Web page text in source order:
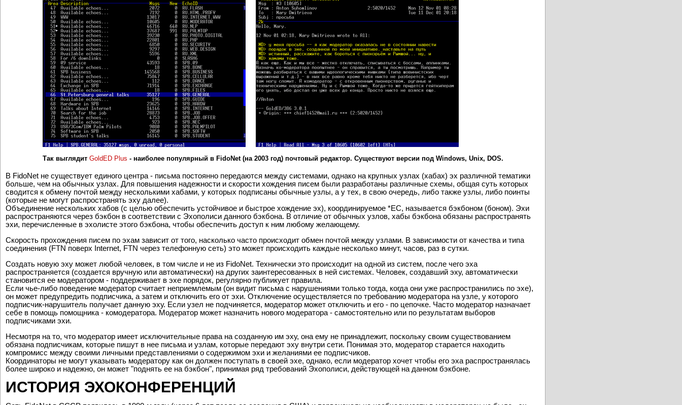
В FidoNet не существует единого центра - письма постоянно передаются между системами, однако на крупных узлах (хабах) эх различной тематики
больше, чем на обычных узлах. Для повышения надежности и скорости хождения писем были разработаны различные схемы, общая суть которых
сводится к обмену почтой между несколькими хабами, у которых подписаны обычные узлы, а у тех, в свою очередь, либо также узлы, либо поинты
(которые не могут распространять эху далее).
Объединение нескольких хабов (с целью обеспечить устойчивое и быстрое хождение эх), координируемое *EC, называется бэкбоном (боном). Эхи
распространяются через бэкбон в соответствии с Эхополиси данного бэкбона. В отличие от обычных узлов, хабы бэкбона обязаны распространять
эхи, перечисленные в эхолисте этого бэкбона, чтобы обеспечить доступ к ним любому желающему.
Скорость прохождения писем по эхам зависит от того, насколько часто происходит обмен почтой между узлами. В зависимости от качества и типа
соединения (FTN поверх Internet, FTN через телефонную сеть) это может происходить каждые несколько минут, часов, раз в сутки.
Создать новую эху может любой человек, в том числе и не из FidoNet. Технически это происходит на одной из систем, после чего эха
распространяется (создается вручную или автоматически) на других заинтересованных в ней системах. Человек, создавший эху, автоматически
становится ее модератором - поддерживает в эхе порядок, регулярно публикует правила.
Если чье-либо поведение модератор считает неприемлемым (он видит письма с нарушениями только тогда, когда они уже распространились по эхе),
он может предупредить подписчика, а затем и отключить его от эхи. Отключение осуществляется по требованию модератора на узле, у которого
подписчик-нарушитель получает данную эху. Если узел не подчиняется, модератор может отключить и его - по цепочке. Часто модератор назначает
себе в помощь помощника - комодератора. Модератор может назначить нового модератора - самостоятельно или по результатам выборов
подписчиками эхи.
Несмотря на то, что модератор имеет исключительные права на созданную им эху, она ему не принадлежит, поскольку своим существованием
обязана подписчикам, которые пишут в нее письма и узлам, которые передают эху внутри сети. Понимая это, модератор старается находить
компромисс между своими личными представлениями о содержимом эхи и желаниями ее подписчиков.
Координаторы не могут указывать модератору как он должен поступать в своей эхе, однако, если модератор хочет чтобы его эха распространялась
более широко и надежно, он может "поднять ее на бэкбон", принимая ряд требований Эхополиси, действующей на данном бэкбоне.
ИСТОРИЯ ЭХОКОНФЕРЕНЦИЙ